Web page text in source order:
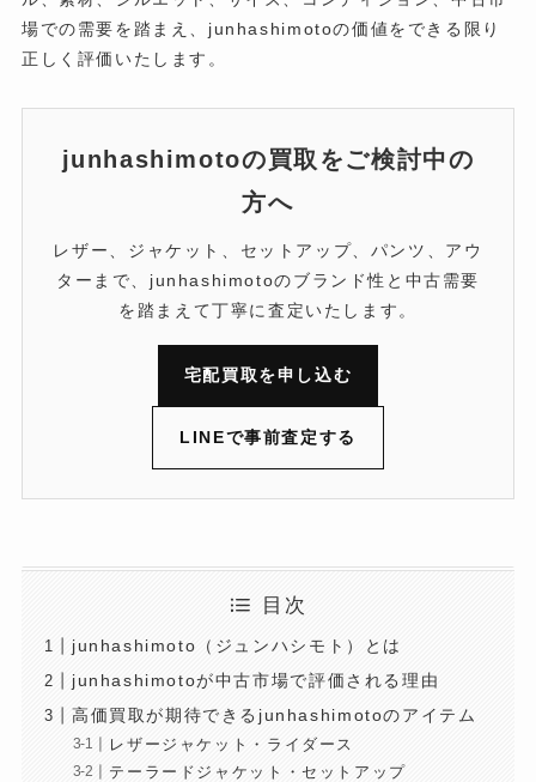
場での需要を踏まえ、junhashimotoの価値をできる限り
正しく評価いたします。
junhashimotoの買取をご検討中の
方へ
レザー、ジャケット、セットアップ、パンツ、アウ
ターまで、junhashimotoのブランド性と中古需要
を踏まえて丁寧に査定いたします。
宅配買取を申し込む
LINEで事前査定する
目次
junhashimoto（ジュンハシモト）とは
junhashimotoが中古市場で評価される理由
高価買取が期待できるjunhashimotoのアイテム
レザージャケット・ライダース
テーラードジャケット・セットアップ